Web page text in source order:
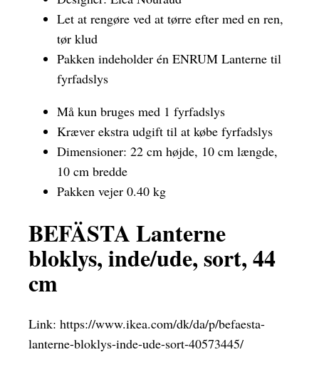
Let at rengøre ved at tørre efter med en ren,
tør klud
Pakken indeholder én ENRUM Lanterne til
fyrfadslys
Må kun bruges med 1 fyrfadslys
Kræver ekstra udgift til at købe fyrfadslys
Dimensioner: 22 cm højde, 10 cm længde,
10 cm bredde
Pakken vejer 0.40 kg
BEFÄSTA Lanterne
bloklys, inde/ude, sort, 44
cm
Link: https://www.ikea.com/dk/da/p/befaesta-
lanterne-bloklys-inde-ude-sort-40573445/